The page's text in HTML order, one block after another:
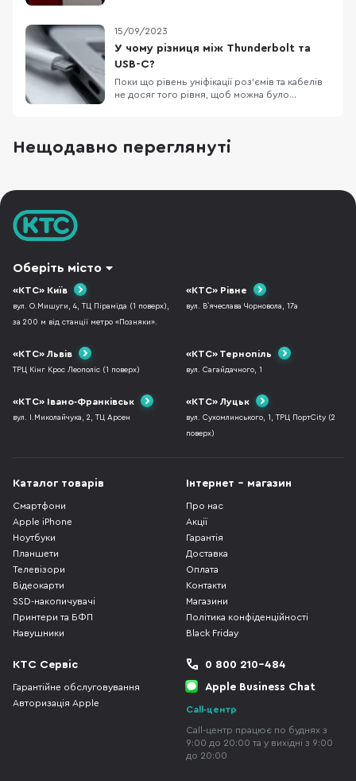
здоров'я можна відстежувати
безпосередньо у налаштуваннях без
встановлення сторонніх застосунків
15/09/2023
У чому різниця між Thunderbolt та
USB-C?
Поки що рівень уніфікації роз’ємів та кабелів
не досяг того рівня, щоб можна було
цьому матеріалі ми поговоримо про
Thunderbolt та USB-C. Хоча вони виглядають
Нещодавно переглянуті
Оберіть місто
«КТС» Київ
вул. О.Мишуги, 4, ТЦ Піраміда (1 поверх),
за 200 м від станції метро «Позняки».
«КТС» Рівне
вул. В`ячеслава Чорновола, 17а
«КТС» Львів
ТРЦ Кінг Крос Леополіс (1 поверх)
«КТС» Тернопіль
вул. Сагайдачного, 1
«КТС» Івано-Франківськ
вул. І.Миколайчука, 2, ТЦ Арсен
«КТС» Луцьк
вул. Сухомлинського, 1, ТРЦ ПортCity (2
поверх)
Каталог товарів
Смартфони
Apple iPhone
Ноутбуки
Планшети
Телевізори
Відеокарти
SSD-накопичувачі
Принтери та БФП
Навушники
Інтернет - магазин
Про нас
Акції
Гарантія
Доставка
Оплата
Контакти
Магазини
Політика конфіденційності
Black Friday
КТС Сервіс
Гарантійне обслуговування
Авторизація Apple
0 800 210-484
Apple Business Chat
Call-центр
Call-центр працює по буднях з
9:00 до 20:00 та у вихідні з 9:00
до 20:00